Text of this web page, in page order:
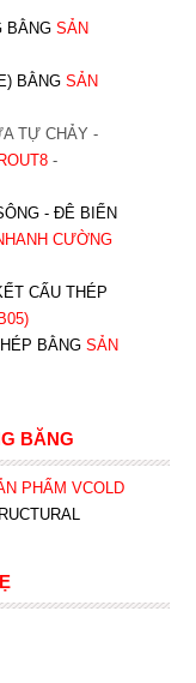
BẰNG SẢN
BẰNG SẢN
TỰ CHẢY -
-
- ĐÊ BIỂN
CƯỜNG
CẤU THÉP
BẰNG SẢN
BĂNG
PHẨM VCOLD